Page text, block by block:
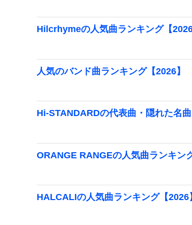
Hilcrhymeの人気曲ランキング【2026
人気のバンド曲ランキング【2026】
Hi-STANDARDの代表曲・隠れた名曲
ORANGE RANGEの人気曲ランキン
HALCALIの人気曲ランキング【2026